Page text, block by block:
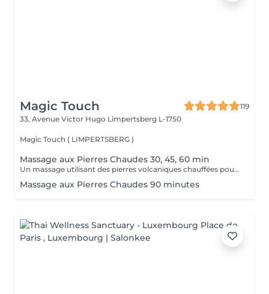
Magic Touch
119
33, Avenue Victor Hugo Limpertsberg L-1750
Magic Touch ( LIMPERTSBERG )
Massage aux Pierres Chaudes 30, 45, 60 min
Un massage utilisant des pierres volcaniques chauffées pour détendre les muscles en profondeur et stimuler la circulation. Un soin réconfortant et enveloppant.
Massage aux Pierres Chaudes 90 minutes